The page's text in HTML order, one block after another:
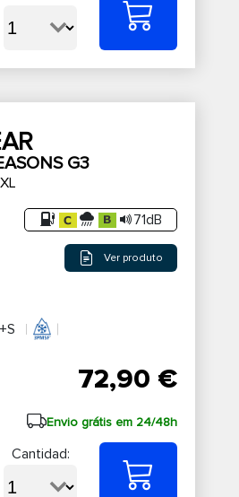
G3
71dB
Ver produto
72,90 €
Envio grátis em 24/48h
Cantidad: